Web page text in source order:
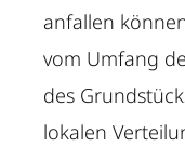
anfallen
vom Umfang
des
lokalen